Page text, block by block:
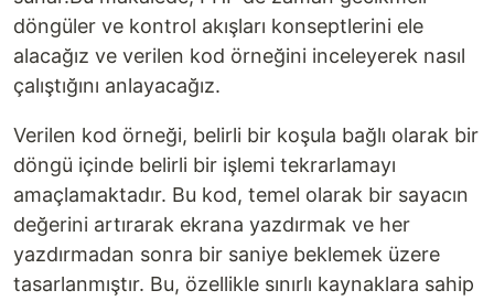
döngüler ve kontrol akışları konseptlerini ele
alacağız ve verilen kod örneğini inceleyerek nasıl
çalıştığını anlayacağız.
Verilen kod örneği, belirli bir koşula bağlı olarak bir
döngü içinde belirli bir işlemi tekrarlamayı
amaçlamaktadır. Bu kod, temel olarak bir sayacın
değerini artırarak ekrana yazdırmak ve her
yazdırmadan sonra bir saniye beklemek üzere
tasarlanmıştır. Bu, özellikle sınırlı kaynaklara sahip